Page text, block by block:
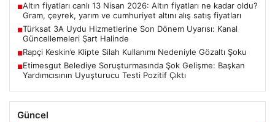
■Altın fiyatları canlı 13 Nisan 2026: Altın fiyatları ne kadar oldu?
Gram, çeyrek, yarım ve cumhuriyet altını alış satış fiyatları
■Türksat 3A Uydu Hizmetlerine Son Dönem Uyarısı: Kanal
Güncellemeleri Şart Halinde
■Rapçi Keskin’e Klipte Silah Kullanımı Nedeniyle Gözaltı Şoku
■Etimesgut Belediye Soruşturmasında Şok Gelişme: Başkan
Yardımcısının Uyuşturucu Testi Pozitif Çıktı
Güncel